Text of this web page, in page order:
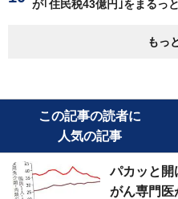
が｢住民税43億円｣をまるっ
もっ
この記事の読者に
人気の記事
パカッと開
がん専門医